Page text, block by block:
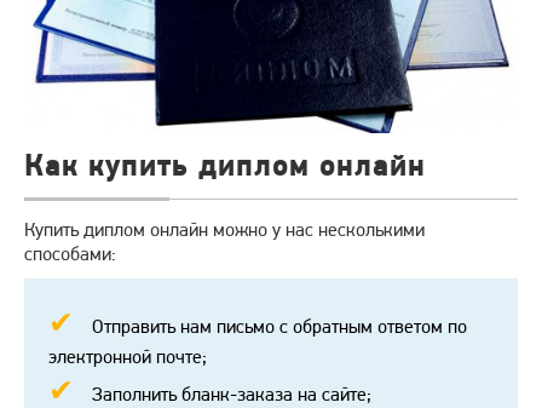
Как купить диплом онлайн
Купить диплом онлайн можно у нас несколькими
способами:
Отправить нам письмо с обратным ответом по
электронной почте;
Заполнить бланк-заказа на сайте;